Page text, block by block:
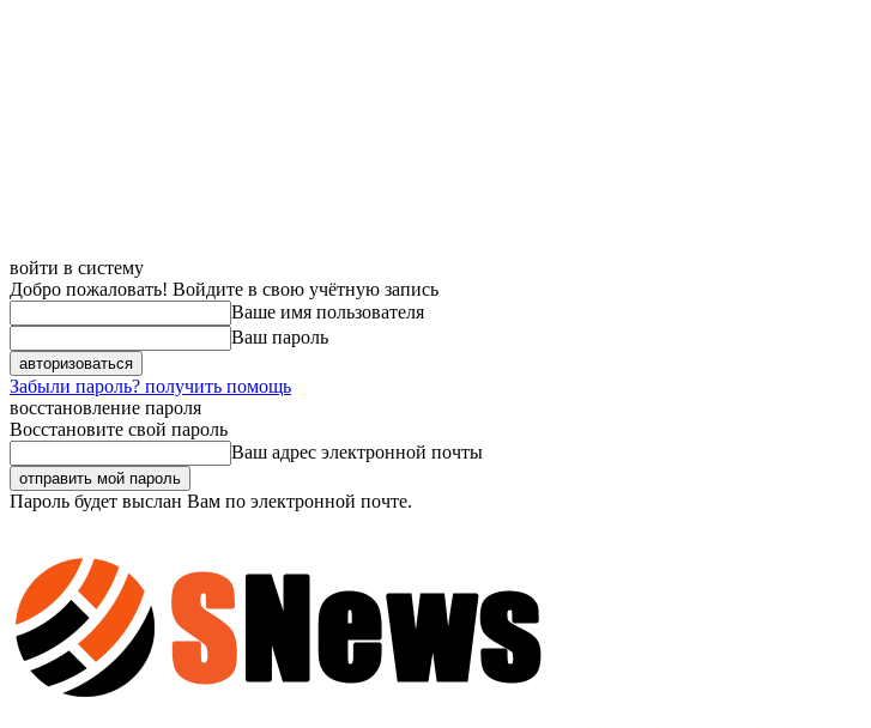
войти в систему
Добро пожаловать! Войдите в свою учётную запись
Ваше имя пользователя
Ваш пароль
Забыли пароль? получить помощь
восстановление пароля
Восстановите свой пароль
Ваш адрес электронной почты
Пароль будет выслан Вам по электронной почте.